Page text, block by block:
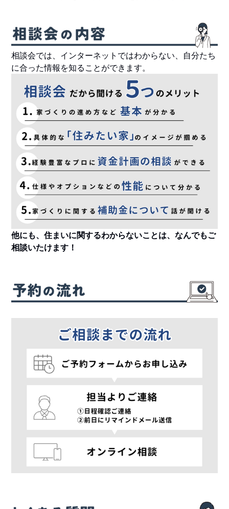
相談会では、インターネットではわからない、自分たち
に合った情報を知ることができます。
他にも、住まいに関するわからないことは、なんでもご
相談いたけます！